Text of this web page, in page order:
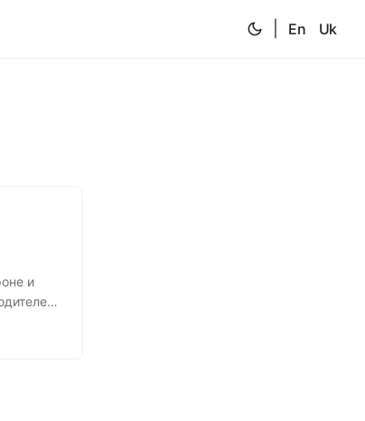
En Uk
и